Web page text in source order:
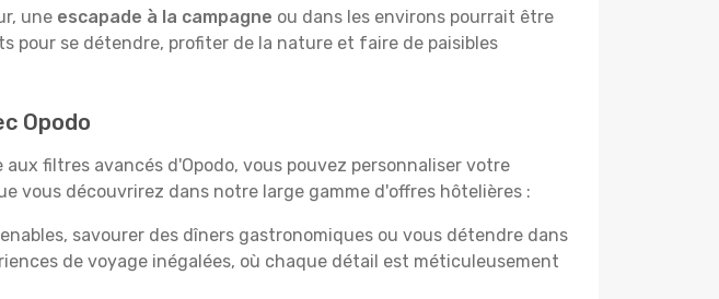
une escapade à la campagne ou dans les environs pourrait être
se détendre, profiter de la nature et faire de paisibles
Opodo
filtres avancés d'Opodo, vous pouvez personnaliser votre
vous découvrirez dans notre large gamme d'offres hôtelières :
savourer des dîners gastronomiques ou vous détendre dans
de voyage inégalées, où chaque détail est méticuleusement